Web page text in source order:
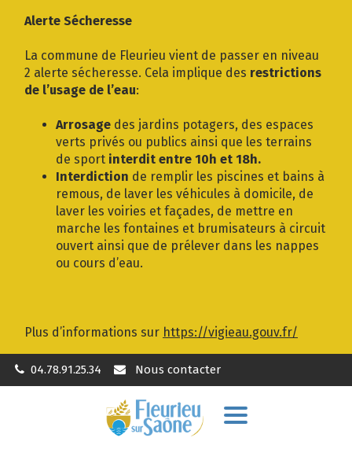
Alerte Sécheresse
La commune de Fleurieu vient de passer en niveau
2 alerte sécheresse. Cela implique des restrictions
de l’usage de l’eau:
Arrosage des jardins potagers, des espaces
verts privés ou publics ainsi que les terrains
de sport interdit entre 10h et 18h.
Interdiction de remplir les piscines et bains à
remous, de laver les véhicules à domicile, de
laver les voiries et façades, de mettre en
marche les fontaines et brumisateurs à circuit
ouvert ainsi que de prélever dans les nappes
ou cours d’eau.
Plus d’informations sur https://vigieau.gouv.fr/
04.78.91.25.34 Nous contacter
Aller